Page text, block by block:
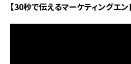
【30秒で伝えるマーケティングエン